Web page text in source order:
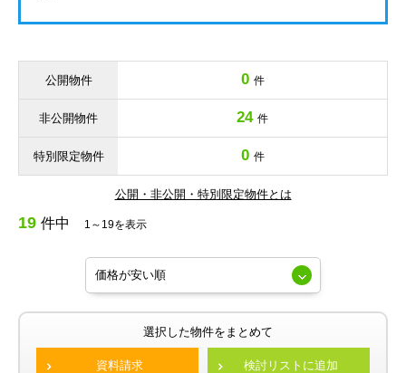
公開物件 0 件
非公開物件 24 件
特別限定物件 0 件
公開・非公開・特別限定物件とは
19 件中 1～19を表示
選択した物件をまとめて
資料請求 検討リストに追加